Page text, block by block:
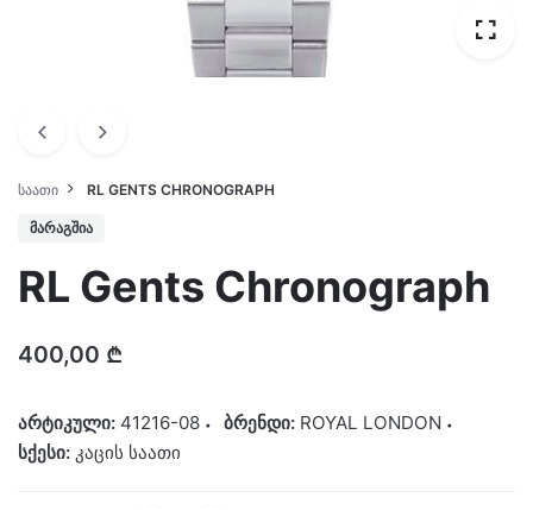
ᲡᲐᲐᲗᲘ RL GENTS CHRONOGRAPH
ᲛᲐᲠᲐᲒᲨᲘᲐ
RL Gents Chronograph
400,00 ₾
არტიკული: 41216-08 ბრენდი: ROYAL LONDON
სქესი: კაცის საათი